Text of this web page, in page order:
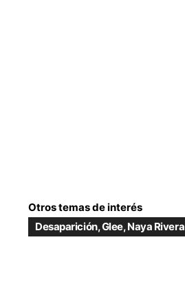
Otros temas de interés
Desaparición,Glee,Naya Rivera